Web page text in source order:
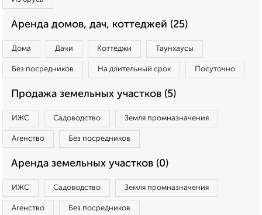
Аренда домов, дач, коттеджей (25)
Дома Дачи Коттеджи Таунхаусы
Без посредников На длительный срок Посуточно
Продажа земельных участков (5)
ИЖС Садоводство Земля промназначения
Агенство Без посредников
Аренда земельных участков (0)
ИЖС Садоводство Земля промназначения
Агенство Без посредников